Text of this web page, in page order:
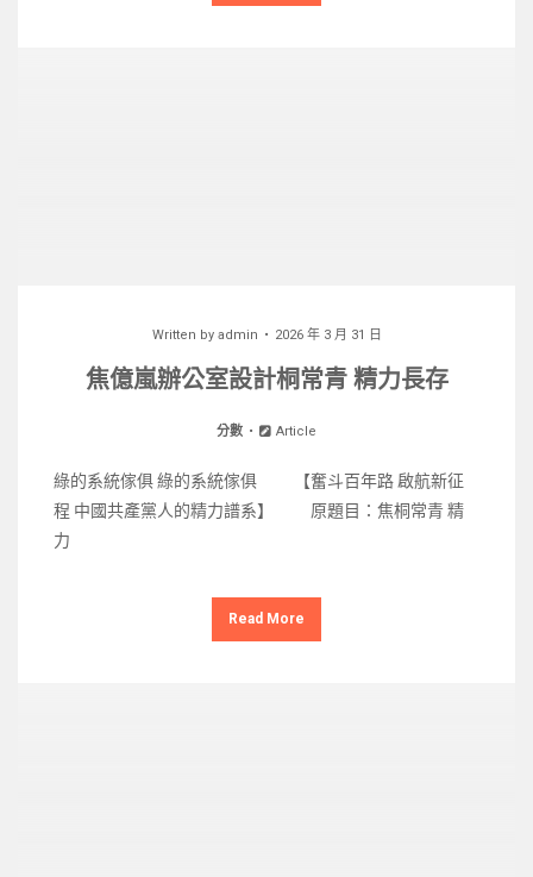
Written by admin 2026 年 3 月 31 日
焦億嵐辦公室設計桐常青 精力長存
分數 Article
綠的系統傢俱 綠的系統傢俱 【奮斗百年路 啟航新征
程 中國共產黨人的精力譜系】 原題目：焦桐常青 精
力
Read More